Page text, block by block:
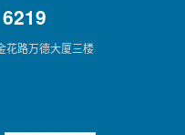
花路万德大厦三楼